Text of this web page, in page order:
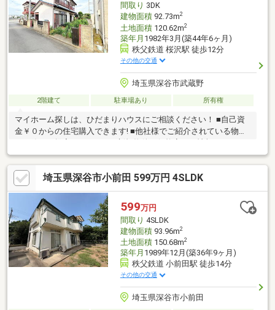
間取り 3DK
建物面積92.73m2
土地面積120.62m2
築年月 1982年3月(築44年6ヶ月)
秩父鉄道 桜沢駅 徒歩12分
その他の交通
埼玉県深谷市武蔵野
2階建て 駐車場あり 所有権
マイホーム探しは、ひだまりハウスにご相談ください！ ■自己資
金￥０からの住宅購入できます! ■他社様でご紹介されている物件
スピーディーです。 ■インターネット非公開の物件もご紹介可能
です。 ■ご希望の方にはメールでのやりとりだけで大丈夫です。
■お忙しいときは現地待合せ＆現地解散できます。 ■平日のご見学
希望大歓迎です! ■住宅ローンアドバイザーが銀行手続きをお手伝
い致します。
埼玉県深谷市小前田 599万円 4SLDK
599万円
間取り 4SLDK
建物面積93.96m2
土地面積150.68m2
築年月 1989年12月(築36年9ヶ月)
秩父鉄道 小前田駅 徒歩14分
その他の交通
埼玉県深谷市小前田